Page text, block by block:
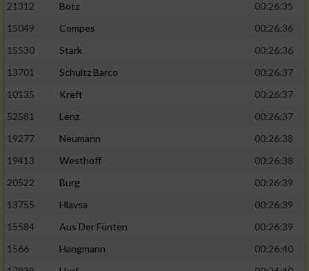
21312 Botz
00:26:35
15049
Compes
00:26:36
15530
Stark
00:26:36
13701
Schultz Barco
00:26:37
10135
Kreft
00:26:37
52581
Lenz
00:26:37
19277
Neumann
00:26:38
19413
Westhoff
00:26:38
20522
Burg
00:26:39
13755
Hlavsa
00:26:39
15584
Aus Der Fünten
00:26:39
1566
Hangmann
00:26:40